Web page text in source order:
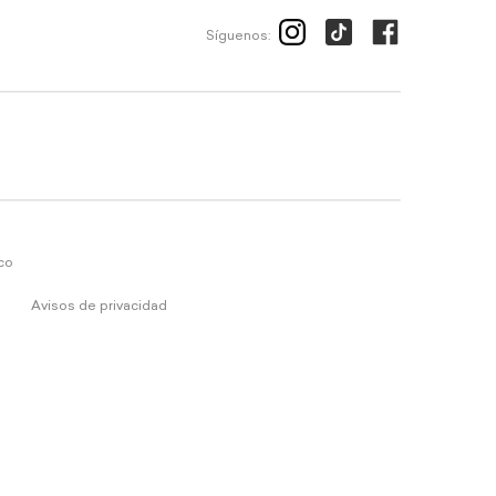
Síguenos:
Avisos de privacidad